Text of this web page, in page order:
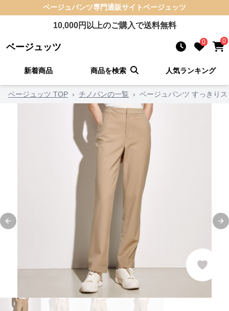
ベージュパンツ専門通販サイトベージュッツ
10,000円以上のご購入で送料無料
ベージュッツ 0 0
新着商品 商品を検索 人気ランキング
ベージュッツ TOP › チノパンの一覧 › ベージュパンツ すっきり
Previous slide